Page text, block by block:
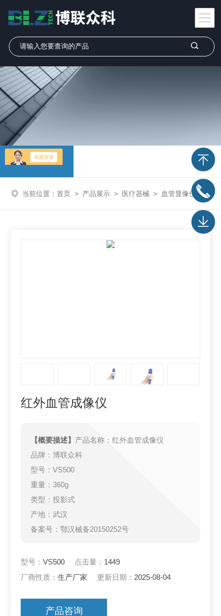
产品展示
当前位置： 首页 > 产品展示 > 医疗器械 > 血管显像仪 > VS500红外血管成像仪
红外血管成像仪
【概要描述】 产品名称：红外血管成像仪
品牌：博联众科
型号：VS500
重量：360g
类型：投影式
产地：武汉
备案号：鄂汉械备20150252号
型号：VS500 点击量： 1449
厂商性质：生产厂家 更新日期： 2025-08-04
产品咨询